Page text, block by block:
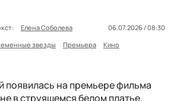
Елена Соболева
06.07.2026 / 08:30
звезды Премьера Кино
появилась на премьере фильма
в струящемся белом платье.